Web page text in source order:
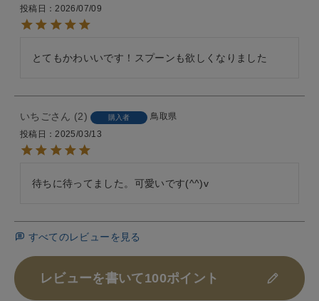
投稿日 2026/07/09
とてもかわいいです！スプーンも欲しくなりました
いちご 2 購入者
鳥取県
投稿日
2025/03/13
待ちに待ってました。可愛いです(^^)v
すべてのレビューを見る
レビューを書いて100ポイント